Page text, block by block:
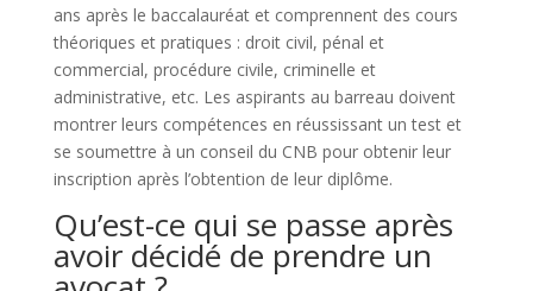
ans après le baccalauréat et comprennent des cours
théoriques et pratiques : droit civil, pénal et
commercial, procédure civile, criminelle et
administrative, etc. Les aspirants au barreau doivent
montrer leurs compétences en réussissant un test et
se soumettre à un conseil du CNB pour obtenir leur
inscription après l’obtention de leur diplôme.
Qu’est-ce qui se passe après
avoir décidé de prendre un